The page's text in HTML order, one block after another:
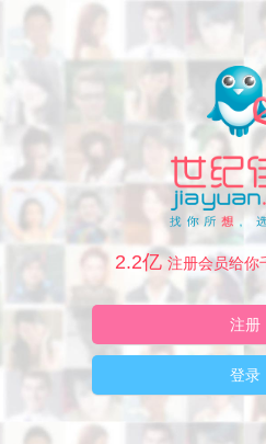
2.2亿 注册会员给你
注册
登录